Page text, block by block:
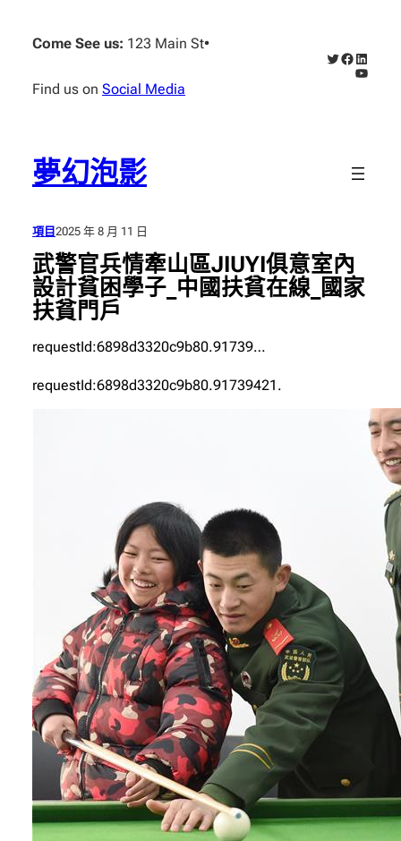
Come See us: 123 Main St•
Find us on Social Media
X Facebook
夢幻泡影
項目 2025 年 8 月 11 日
武警官兵情牽山區JIUYI俱意室內
設計貧困學子_中國扶貧在線_國家
扶貧門戶
requestId:6898d3320c9b80.91739…
requestId:6898d3320c9b80.91739421.